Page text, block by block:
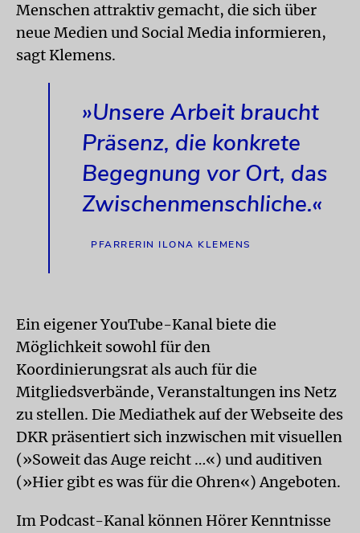
Menschen attraktiv gemacht, die sich über
neue Medien und Social Media informieren,
sagt Klemens.
»Unsere Arbeit braucht
Präsenz, die konkrete
Begegnung vor Ort, das
Zwischenmenschliche.«
PFARRERIN ILONA KLEMENS
Ein eigener YouTube-Kanal biete die
Möglichkeit sowohl für den
Koordinierungsrat als auch für die
Mitgliedsverbände, Veranstaltungen ins Netz
zu stellen. Die Mediathek auf der Webseite des
DKR präsentiert sich inzwischen mit visuellen
(»Soweit das Auge reicht …«) und auditiven
(»Hier gibt es was für die Ohren«) Angeboten.
Im Podcast-Kanal können Hörer Kenntnisse